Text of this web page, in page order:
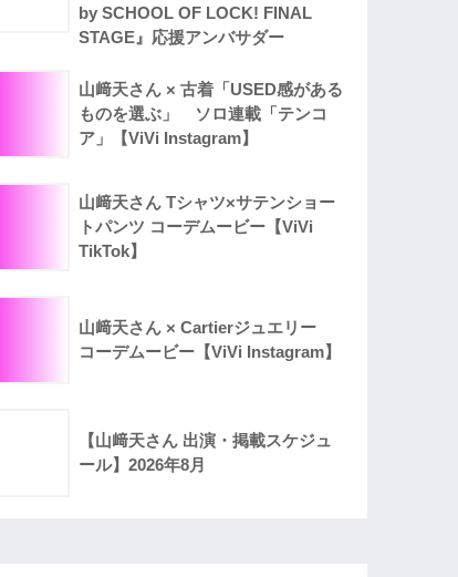
by SCHOOL OF LOCK! FINAL
STAGE』応援アンバサダー
山﨑天さん × 古着「USED感がある
ものを選ぶ」 ソロ連載「テンコ
ア」【ViVi Instagram】
山﨑天さん Tシャツ×サテンショー
トパンツ コーデムービー【ViVi
TikTok】
山﨑天さん × Cartierジュエリー
コーデムービー【ViVi Instagram】
【山﨑天さん 出演・掲載スケジュ
ール】2026年8月